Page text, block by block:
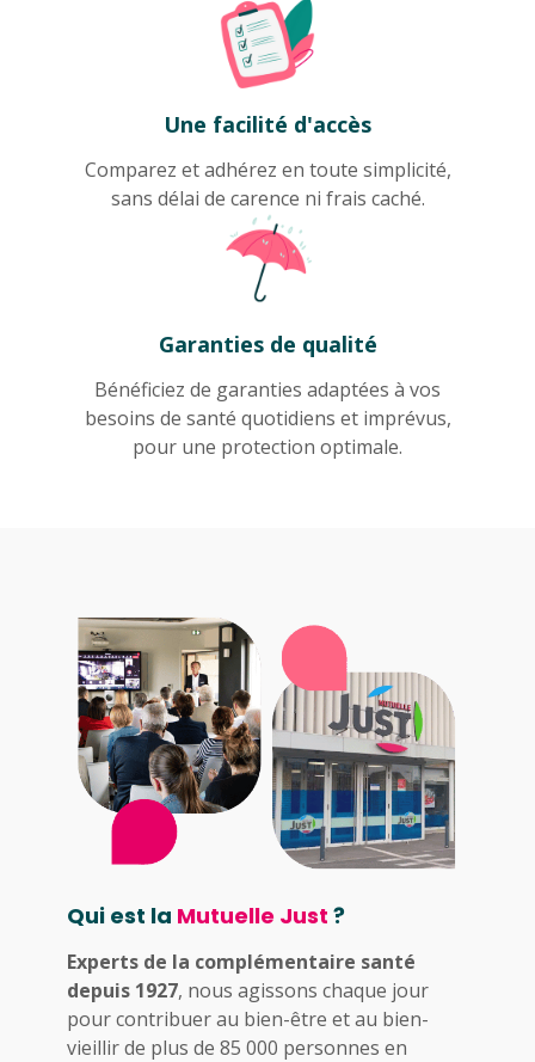
Une facilité d'accès
Comparez et adhérez en toute simplicité,
sans délai de carence ni frais caché.
Garanties de qualité
Bénéficiez de garanties adaptées à vos
besoins de santé quotidiens et imprévus,
pour une protection optimale.
Qui est la Mutuelle Just ?
Experts de la complémentaire santé
depuis 1927, nous agissons chaque jour
pour contribuer au bien-être et au bien-
vieillir de plus de 85 000 personnes en